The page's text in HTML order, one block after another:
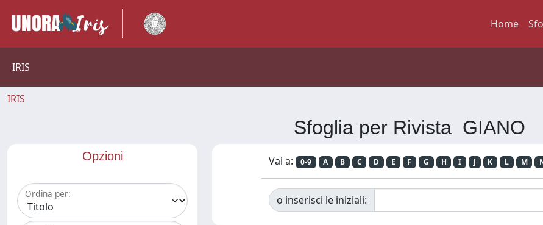
Home
IRIS
IRIS
Sfoglia per Rivista GIANO
Opzioni
Ordina per:
Vai a: 0-9 A B C D E F G H I J K L M
o inserisci le iniziali: